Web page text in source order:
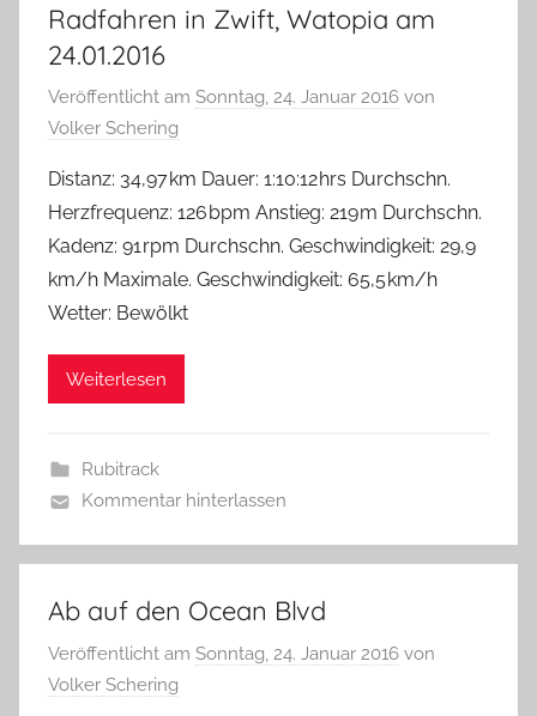
Radfahren in Zwift, Watopia am
24.01.2016
Veröffentlicht am Sonntag, 24. Januar 2016 von
Volker Schering
Distanz: 34,97 km Dauer: 1:10:12 hrs Durchschn.
Herzfrequenz: 126 bpm Anstieg: 219 m Durchschn.
Kadenz: 91 rpm Durchschn. Geschwindigkeit: 29,9
km/h Maximale. Geschwindigkeit: 65,5 km/h
Wetter: Bewölkt
Weiterlesen
Rubitrack
Kommentar hinterlassen
Ab auf den Ocean Blvd
Veröffentlicht am Sonntag, 24. Januar 2016 von
Volker Schering